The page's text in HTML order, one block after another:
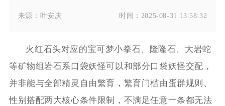
来源： 叶安庆 时间： 2025-08-31 13:58:32
火红石头对应的宝可梦小拳石、隆隆石、大岩蛇
等矿物组岩石系口袋妖怪可以和部分口袋妖怪交配，
并非能与全部精灵自由繁育，繁育门槛由蛋群规则、
性别搭配两大核心条件限制，不满足任意一条都无法